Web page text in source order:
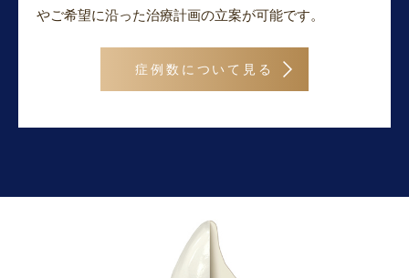
やご希望に沿った治療計画の立案が可能です。
症例数について見る